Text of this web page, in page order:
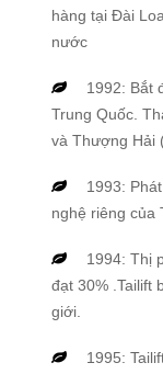
hàng tại Đài
nước
1992: Bắt
Trung Quốc.
và Thượng Hải
1993:
nghệ riêng của
1994: Thị
đạt 30% .Tailift
giới.
1995: